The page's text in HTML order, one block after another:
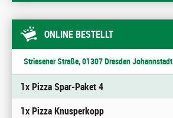
ONLINE BESTELLT
Striesener Straße, 01307 Dresden Johannstadt
1x Pizza Spar-Paket 4
1x Pizza Knusperkopp